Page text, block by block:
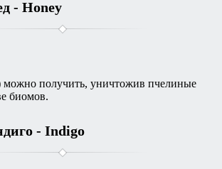
- Honey
можно получить, уничтожив пчелиные
биомов.
- Indigo